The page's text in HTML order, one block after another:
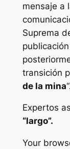
mensaje a
Suprema
transición
de la mina
Expertos
“largo”.
Your